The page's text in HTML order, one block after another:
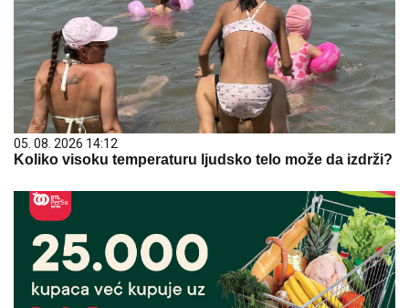
05. 08. 2026 14:12
Koliko visoku temperaturu ljudsko telo može da izdrži?